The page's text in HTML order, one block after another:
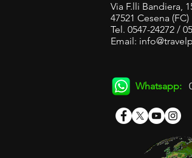
Via F.lli Bandiera,
47521 Cesena (FC)
Tel. 0547-24272 /
Email:
Whatsapp: